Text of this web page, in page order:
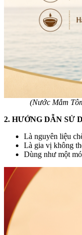
(Nước Mắm
2. HƯỚNG DẪN SỬ
Là nguyên liệu
Là gia vị không
Dùng như một